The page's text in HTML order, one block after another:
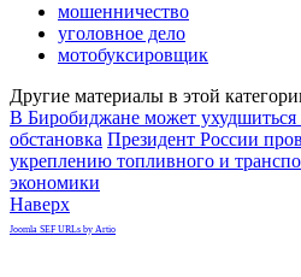
мошенничество
уголовное дело
мотобуксировщик
Другие материалы в этой
В Биробиджане может ухудшиться
обстановка Президент России
укреплению топливного и
экономики
Наверх
Joomla SEF URLs by Artio